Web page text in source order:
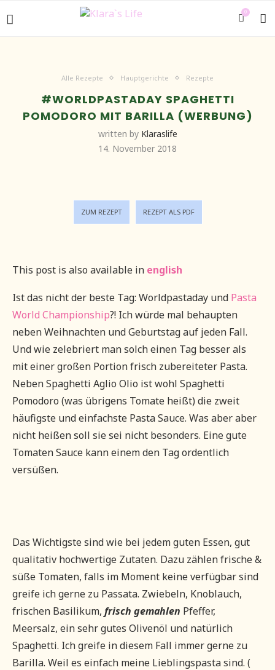
0
Alle Rezepte Hauptgerichte Rezepte
#WORLDPASTADAY SPAGHETTI
POMODORO MIT BARILLA (WERBUNG)
written by Klaraslife
14. November 2018
ZUM REZEPT REZEPT ALS PDF
This post is also available in english
Ist das nicht der beste Tag: Worldpastaday und Pasta
World Championship?! Ich würde mal behaupten
neben Weihnachten und Geburtstag auf jeden Fall.
Und wie zelebriert man solch einen Tag besser als
mit einer großen Portion frisch zubereiteter Pasta.
Neben Spaghetti Aglio Olio ist wohl Spaghetti
Pomodoro (was übrigens Tomate heißt) die zweit
häufigste und einfachste Pasta Sauce. Was aber aber
nicht heißen soll sie sei nicht besonders. Eine gute
Tomaten Sauce kann einem den Tag ordentlich
versüßen.
Das Wichtigste sind wie bei jedem guten Essen, gut
qualitativ hochwertige Zutaten. Dazu zählen frische &
süße Tomaten, falls im Moment keine verfügbar sind
greife ich gerne zu Passata. Zwiebeln, Knoblauch,
frischen Basilikum, frisch gemahlen Pfeffer,
Meersalz, ein sehr gutes Olivenöl und natürlich
Spaghetti. Ich greife in diesem Fall immer gerne zu
Barilla. Weil es einfach meine Lieblingspasta sind. (